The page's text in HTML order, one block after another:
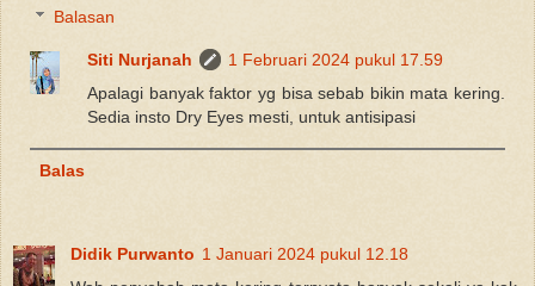
Balasan
Siti Nurjanah
1 Februari 2024 pukul 17.59
Apalagi banyak faktor yg bisa sebab bikin mata kering.
Sedia insto Dry Eyes mesti, untuk antisipasi
Balas
Didik Purwanto 1 Januari 2024 pukul 12.18